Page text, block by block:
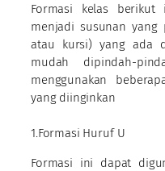
Formasi kelas
menjadi susunan yang
atau kursi) yang ada
mudah dipindah-
menggunakan
yang diinginkan
1.Formasi Huruf U
Formasi ini dapat